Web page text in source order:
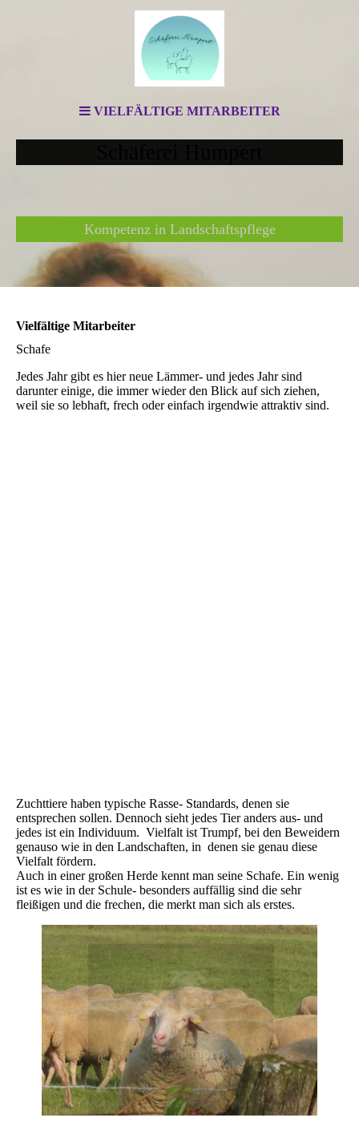
VIELFÄLTIGE MITARBEITER
Kompetenz in Landschaftspflege
Vielfältige Mitarbeiter
Schafe
Jedes Jahr gibt es hier neue Lämmer- und jedes Jahr sind
darunter einige, die immer wieder den Blick auf sich ziehen,
weil sie so lebhaft, frech oder einfach irgendwie attraktiv sind.
Zuchttiere haben typische Rasse- Standards, denen sie
entsprechen sollen. Dennoch sieht jedes Tier anders aus- und
jedes ist ein Individuum. Vielfalt ist Trumpf, bei den Beweidern
genauso wie in den Landschaften, in denen sie genau diese
Vielfalt fördern.
Auch in einer großen Herde kennt man seine Schafe. Ein wenig
ist es wie in der Schule- besonders auffällig sind die sehr
fleißigen und die frechen, die merkt man sich als erstes.